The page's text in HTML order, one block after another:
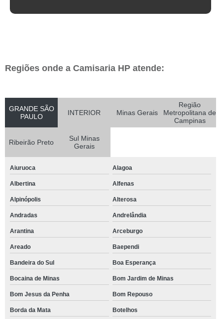
Regiões onde a Camisaria HP atende:
GRANDE SÃO
PAULO
INTERIOR Minas Gerais
Região
Metropolitana de
Campinas
Ribeirão Preto
Sul Minas
Gerais
Aiuruoca Alagoa
Albertina Alfenas
Alpinópolis Alterosa
Andradas Andrelândia
Arantina Arceburgo
Areado Baependi
Bandeira do Sul Boa Esperança
Bocaina de Minas Bom Jardim de Minas
Bom Jesus da Penha Bom Repouso
Borda da Mata Botelhos